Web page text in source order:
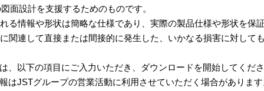
面設計を支援するためのものです。
情報や形状は簡略な仕様であり、実際の製品仕様や形状を保
連して直接または間接的に発生した、いかなる損害に対して
、以下の項目にご入力いただき、ダウンロードを開始してくだ
はJSTグループの営業活動に利用させていただく場合がありま